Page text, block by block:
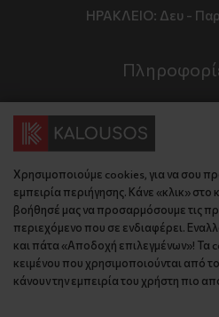
ΗΡΑΚΛΕΙΟ: Δευ -
Όροι και
Τιμές, Τρόποι
Πολιτική Απορρήτου
Κώδικας
Εταιρικό Προφίλ
KLoop - Loyalty
Become a Brand
Επικοινωνία
Επικοινωνία
Διεύθυνση
Έδρα: Γράμμου 29,
Θεσ/νίκη: Λυσάνδρου 8,
Κρήτη: Θερίσου 52,
Βρείτε μας στον χάρτη
Τηλέφωνο:
Έδρα: 210 775 2048
Χρησιμοποιούμε cookies, για να σου
εμπειρία περιήγησης. Κάνε «κλικ»
βοήθησέ μας να προσαρμόσουμε τις
περιεχόμενο που σε ενδιαφέρει.
και πάτα «Αποδοχή επιλεγμένων»! Τα
κειμένου που χρησιμοποιούνται από
κάνουν την εμπειρία του χρήστη πιο